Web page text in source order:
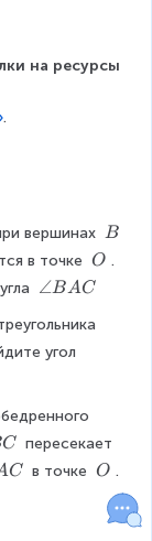
на ресурсы
.
вершинах \
\
B
в точке \
\
O .
\
n
g
A
C
∠BAC
угол
пересекает
C в точке \
O
O .